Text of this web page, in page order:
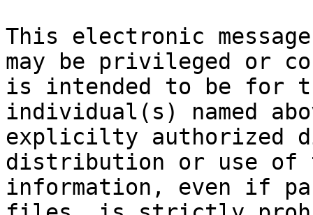
This electronic
may be privileged or
is intended to be for
individual(s) named
explicilty authorized
distribution or use of
information, even if